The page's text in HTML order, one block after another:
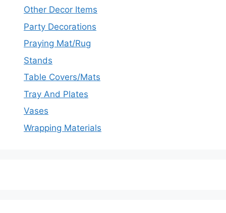
Other Decor Items
Party Decorations
Praying Mat/Rug
Stands
Table Covers/Mats
Tray And Plates
Vases
Wrapping Materials